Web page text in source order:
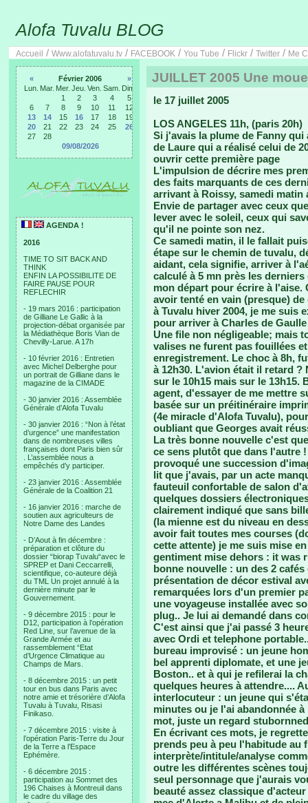
Alofa Tuvalu BLOG
Accueil / Www.alofatuvalu.tv / FACEBOOK / You Tube / Flickr / Twitter / Me
« Février 2006
»
Lun. Mar. Mer. Jeu. Ven. Sam. Dim.
1
2 3 4
5
6
7 8 9 10 11
12
13
14 15 16 17 18
19
20
21 22 23 24 25
26
27
28
09/08/2026
AGENDA !
2016
TIME TO SIT BACK AND
THINK
ENFIN LA POSSIBILITE DE
FAIRE PAUSE POUR
REFLECHIR
- 19 mars 2016 : participation
de Gilliane Le Gallic à la
projection-débat organisée par
la Médiathèque Boris Vian de
Chevilly-Larue. A 17h
- 10 février 2016 : Entretien
avec Michel Delberghe pour
un portrait de Gilliane dans le
magazine de la CIMADE
- 30 janvier 2016 : Assemblée
Générale d’Alofa Tuvalu
- 30 janvier 2016 : “Non à l’état
d’urgence” une manifestation
dans de nombreuses villes
françaises dont Paris bien sûr
. L’assemblée nous a
empêchés d’y participer.
- 23 janvier 2016 : Assemblée
Générale de la Coalition 21
- 16 janvier 2016 : marche de
soutien aux agriculteurs de
Notre Dame des Landes
- D’Aout à fin décembre :
préparation et clôture du
dossier “biorap Tuvalu“avec le
SPREP et Dani Ceccarrelli,
scientifique, co-auteure déjà
du TML Un projet annulé à la
dernière minute par le
Gouvernement.
- 9 décembre 2015 : pour le
D12, participation à l’opération
Red Line, sur l’avenue de la
Grande Armée et au
rassemblement “Etat
d’Urgence Climatique au
Champs de Mars.
- 8 décembre 2015 : un petit
tour en bus dans Paris avec
notre amie et trésorière d’Alofa
Tuvalu à Tuvalu, Risasi
Finikaso.
- 7 décembre 2015 : visite à
l’opération Paris-Terre du Jour
de la Terre a l’Espace
Ephémère.
- 6 décembre 2015 :
participation au Sommet des
196 Chaises à Montreuil dans
le cadre du village des
JUILLET 2005 Une
le 17 juillet 2005
LOS ANGELES 11h, (paris 20h)
Si j'avais la plume de Fanny
de Laure qui a réalisé celui de
ouvrir cette première page
L'impulsion de décrire mes
des faits marquants de ces
arrivant à Roissy, samedi matin
Envie de partager avec ceux
lever avec le soleil, ceux qui
qu'il ne pointe son nez.
Ce samedi matin, il le fallait
étape sur le chemin de tuvalu,
aidant, cela signifie, arriver à
calculé à 5 mn près les
mon départ pour écrire à l'aise.
avoir tenté en vain (presque)
à Tuvalu hiver 2004, je me suis
pour arriver à Charles de Gaulle
Une file non négligeable; mais
valises ne furent pas fouillées
enregistrement. Le choc à 8h,
à 12h30. L'avion était il retard
sur le 10h15 mais sur le 13h15.
agent, d'essayer de me mettre
basée sur un préitinéraire
(4e miracle d'Alofa Tuvalu),
oubliant que Georges avait
La très bonne nouvelle c'est
ce sens plutôt que dans l'autre
provoqué une succession
lit que j'avais, par un acte
fauteuil confortable de salon
quelques dossiers
clairement indiqué que sans
(la mienne est du niveau en
avoir fait toutes mes courses
cette attente) je me suis mise
gentiment mise dehors : it was
bonne nouvelle : un des 2
présentation de décor estival
remarquées lors d'un premier
une voyageuse installée avec
plug.. Je lui ai demandé dans
C'est ainsi que j'ai passé 3
avec Ordi et telephone
bureau improvisé : un jeune
bel apprenti diplomate, et une
Boston.. et à qui je refilerai la
quelques heures à attendre....
interlocuteur : un jeune qui
minutes ou je l'ai abandonnée
mot, juste un regard
En écrivant ces mots, je
prends peu à peu l'habitude au
interprète/intitule/analyse
outre les différentes scènes
seul personnage que j'aurais
beauté assez classique